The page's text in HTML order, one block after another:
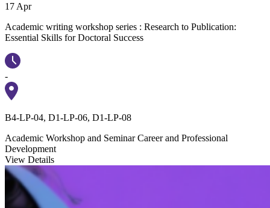
17 Apr
Academic writing workshop series : Research to Publication:
Essential Skills for Doctoral Success
-
B4-LP-04, D1-LP-06, D1-LP-08
Academic Workshop and Seminar Career and Professional
Development
View Details